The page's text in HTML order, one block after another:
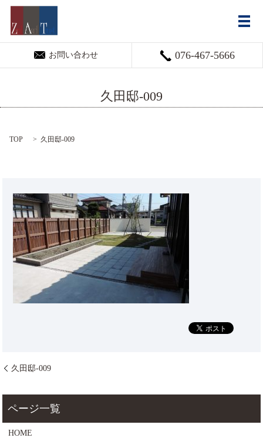
お問い合わせ 076-467-5666
メ
久田邸-009
TOP 久田邸-009
久田邸-009
HOME